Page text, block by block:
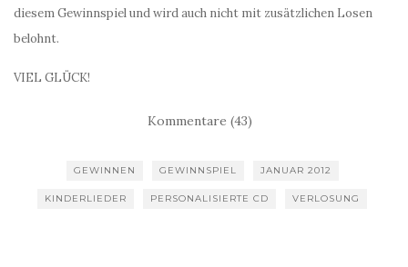
diesem Gewinnspiel und wird auch nicht mit zusätzlichen Losen
belohnt.
VIEL GLÜCK!
Kommentare (43)
GEWINNEN GEWINNSPIEL JANUAR 2012
KINDERLIEDER PERSONALISIERTE CD VERLOSUNG